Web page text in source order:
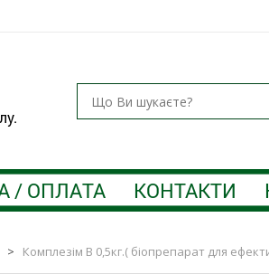
/ ОПЛАТА КОНТАКТИ
> Комплезім В 0,5кг.( біопрепарат для